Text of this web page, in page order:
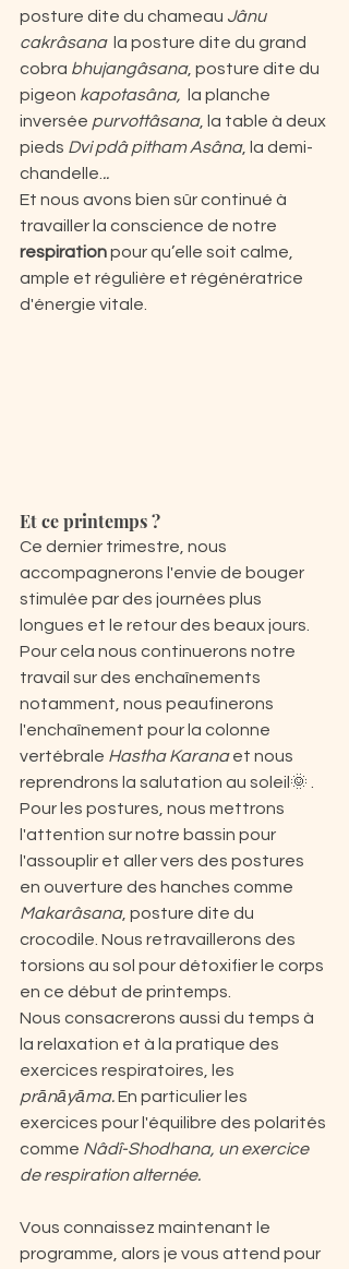
posture dite du chameau Jânu
cakrâsana
  la posture dite du grand
cobra bhujangâsana, posture dite du
pigeon kapotasâna,
  la planche
inversée purvottâsana, la table à deux
pieds Dvi pdâ pitham Asâna, la demi-
chandelle. ..
Et nous avons bien sûr continué à
travailler la conscience de notre
respiration pour qu’elle soit calme,
ample et régulière et régénératrice
d'énergie vitale.
Et ce printemps ?
Ce dernier trimestre, nous
accompagnerons l'envie de bouger
stimulée par des journées plus
longues et le retour des beaux jours.
Pour cela nous continuerons notre
travail sur des enchaînements
notamment, nous peaufinerons
l'enchaînement pour la colonne
vertébrale Hastha Karana et nous
reprendrons la salutation au soleil🌞 .
Pour les postures, nous mettrons
l'attention sur notre bassin pour
l'assouplir et aller vers des postures
en ouverture des hanches comme
Makarâsana, posture dite du
crocodile. Nous retravaillerons des
torsions au sol pour détoxifier le corps
en ce début de printemps.
Nous consacrerons aussi du temps à
la relaxation et à la pratique des
exercices respiratoires, les
prānāyāma. En particulier les
exercices pour l'équilibre des polarités
comme Nâdî-Shodhana, un exercice
de respiration alternée.
Vous connaissez maintenant le
programme, alors je vous attend pour